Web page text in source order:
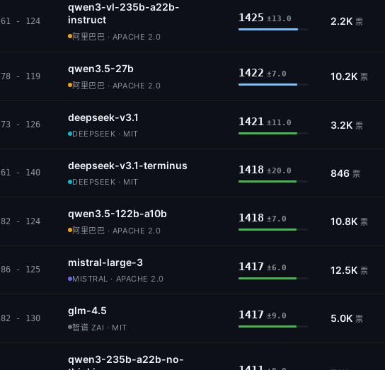
61 - 124
qwen3-vl-235b-a22b-
instruct
阿里巴巴 · APACHE 2.0
1425 ±13.0 2.2K 票
78 - 119
qwen3.5-27b
阿里巴巴 · APACHE 2.0
1422 ±7.0 10.2K 票
73 - 126
deepseek-v3.1
DEEPSEEK · MIT
1421 ±11.0 3.2K 票
61 - 140
deepseek-v3.1-terminus
DEEPSEEK · MIT
1418 ±20.0 846 票
82 - 124
qwen3.5-122b-a10b
阿里巴巴 · APACHE 2.0
1418 ±7.0 10.8K 票
86 - 125
mistral-large-3
MISTRAL · APACHE 2.0
1417 ±6.0 12.5K 票
82 - 130
glm-4.5
智谱 ZAI · MIT
1417 ±9.0 5.0K 票
qwen3-235b-a22b-no-